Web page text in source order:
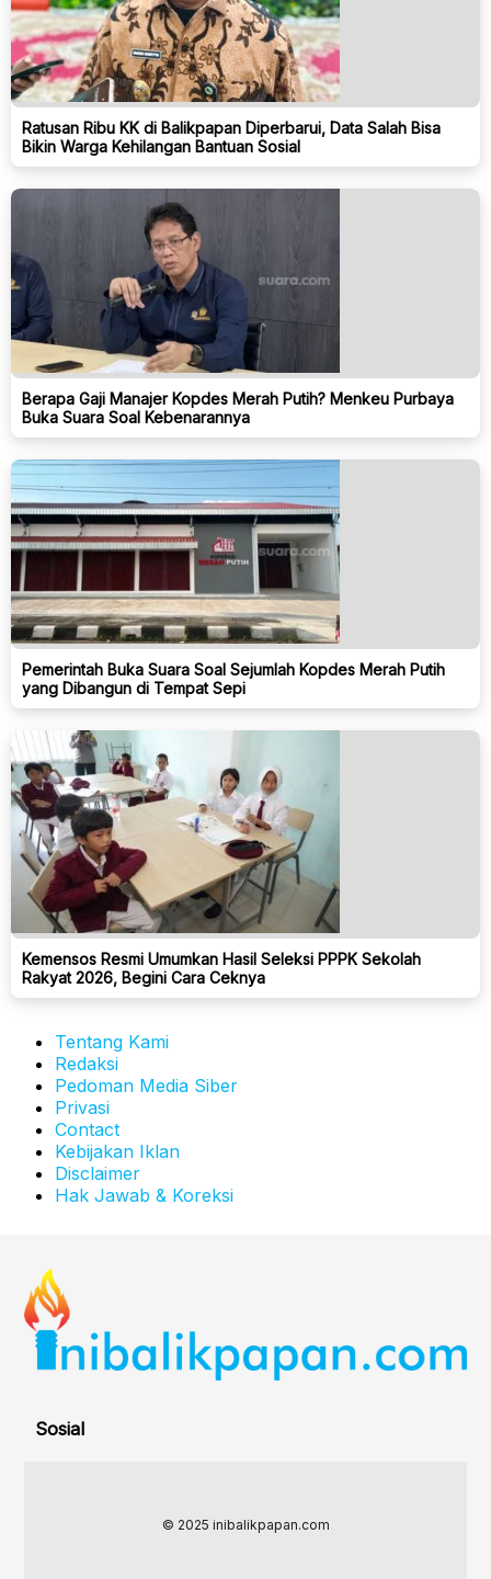
Ratusan Ribu KK di Balikpapan Diperbarui, Data Salah Bisa
Bikin Warga Kehilangan Bantuan Sosial
Berapa Gaji Manajer Kopdes Merah Putih? Menkeu Purbaya
Buka Suara Soal Kebenarannya
Pemerintah Buka Suara Soal Sejumlah Kopdes Merah Putih
yang Dibangun di Tempat Sepi
Kemensos Resmi Umumkan Hasil Seleksi PPPK Sekolah
Rakyat 2026, Begini Cara Ceknya
Tentang Kami
Redaksi
Pedoman Media Siber
Privasi
Contact
Kebijakan Iklan
Disclaimer
Hak Jawab & Koreksi
Sosial
© 2025 inibalikpapan.com